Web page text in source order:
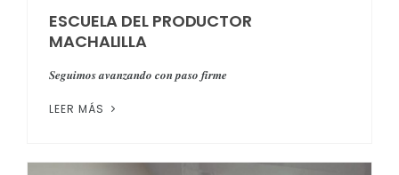
ESCUELA DEL PRODUCTOR
MACHALILLA
𝑺𝒆𝒈𝒖𝒊𝒎𝒐𝒔 𝒂𝒗𝒂𝒏𝒛𝒂𝒏𝒅𝒐 𝒄𝒐𝒏 𝒑𝒂𝒔𝒐 𝒇𝒊𝒓𝒎𝒆
LEER MÁS